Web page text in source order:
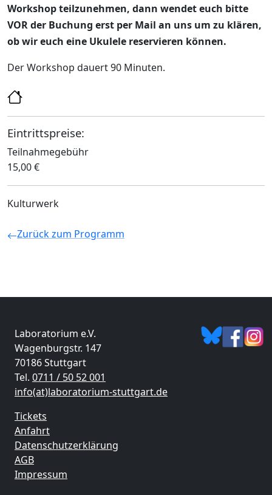
Workshop teilzunehmen, dann wendet euch bitte
VOR der Buchung erst per Mail an uns um zu klären,
ob wir euch eine Ukulele reservieren können.
Der Workshop dauert 90 Minuten.
Eintrittspreise:
Teilnahmegebühr
15,00 €
Kulturwerk
Zurück zum Programm
Laboratorium e.V.
Wagenburgstr. 147
70186 Stuttgart
Tel. 0711 / 50 52 001
info(at)laboratorium-stuttgart.de
Tickets
Anfahrt
Datenschutzerklärung
AGB
Impressum